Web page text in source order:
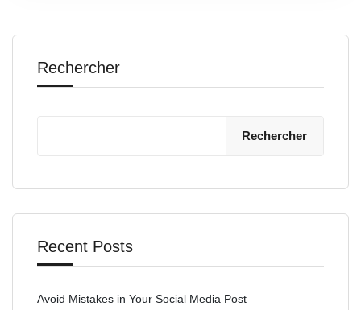
Rechercher
Rechercher
Recent Posts
Avoid Mistakes in Your Social Media Post